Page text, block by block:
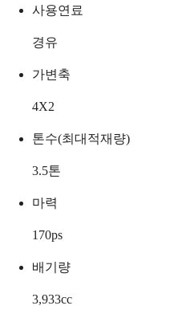
사용연료
경유
가변축
4X2
톤수(최대적재량)
3.5톤
마력
170ps
배기량
3,933cc